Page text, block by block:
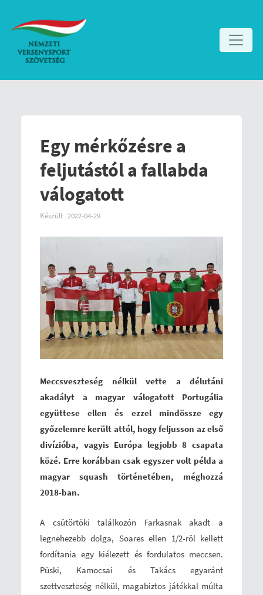
Egy mérkőzésre a
feljutástól a fallabda
válogatott
Készült 2022-04-29
Meccsveszteség nélkül vette a délutáni
akadályt a magyar válogatott Portugália
együttese ellen és ezzel mindössze egy
győzelemre került attól, hogy feljusson az első
divízióba, vagyis Európa legjobb 8 csapata
közé. Erre korábban csak egyszer volt példa a
magyar squash történetében, méghozzá
2018-ban.
A csütörtöki találkozón Farkasnak akadt a
legnehezebb dolga, Soares ellen 1/2-röl kellett
fordítania egy kiélezett és fordulatos meccsen.
Püski, Kamocsai és Takács egyaránt
szettveszteség nélkül, magabiztos játékkal múlta